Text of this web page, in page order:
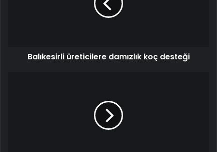
Balıkesirli üreticilere damızlık koç desteği